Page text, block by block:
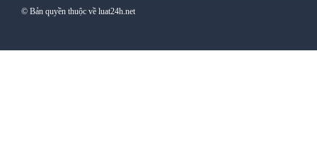
© Bản quyền thuộc về luat24h.net